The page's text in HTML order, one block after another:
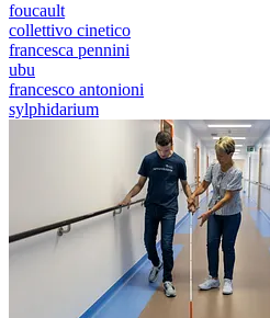
foucault
collettivo cinetico
francesca pennini
ubu
francesco antonioni
sylphidarium